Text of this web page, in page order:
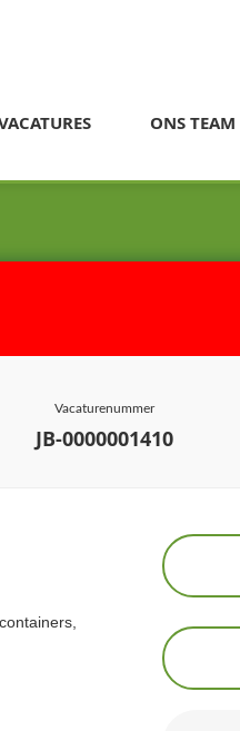
ONS TEAM
Vacaturenummer
JB-0000001410